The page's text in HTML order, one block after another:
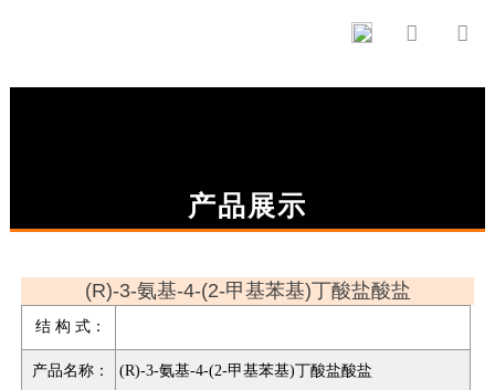
 
产品展示
(R)-3-氨基-4-(2-甲基苯基)丁酸盐酸盐
结 构 式：
产品名称： (R)-3-氨基-4-(2-甲基苯基)丁酸盐酸盐